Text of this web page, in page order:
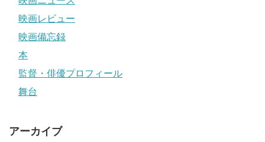
映画レビュー
映画備忘録
本
監督・俳優プロフィール
舞台
アーカイブ